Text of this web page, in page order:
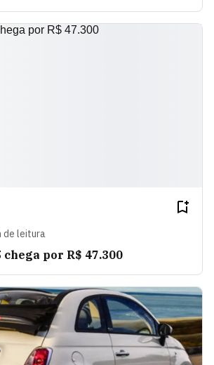
de leitura
chega por R$ 47.300